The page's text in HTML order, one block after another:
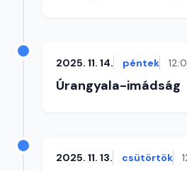
2025. 11. 14. péntek
Úrangyala-imádság
2025. 11. 13. csütörtök